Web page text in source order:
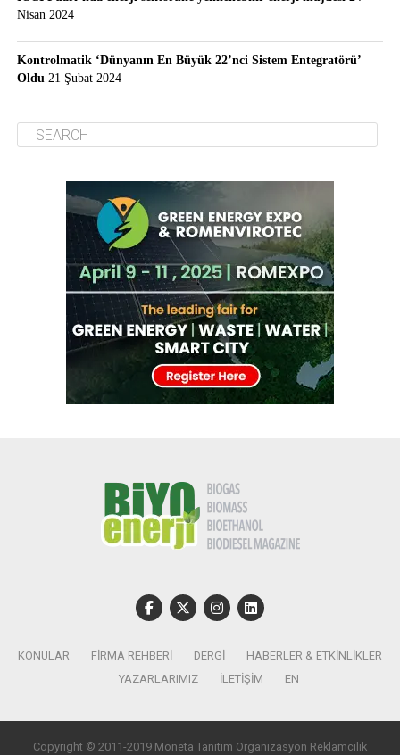
Nisan 2024
Kontrolmatik ‘Dünyanın En Büyük 22’nci Sistem Entegratörü’
Oldu 21 Şubat 2024
KONULAR FIRMA REHBERI DERGI
HABERLER & ETKINLIKLER
YAZARLARIMIZ
İLETIŞIM EN
Copyright © 2011-2019 Moneta Tanıtım Organizasyon Reklamcılık